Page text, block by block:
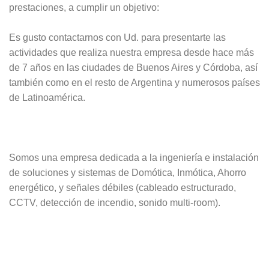
prestaciones, a cumplir un objetivo:
Es gusto contactarnos con Ud. para presentarte las
actividades que realiza nuestra empresa desde hace más
de 7 años en las ciudades de Buenos Aires y Córdoba, así
también como en el resto de Argentina y numerosos países
de Latinoamérica.
Somos una empresa dedicada a la ingeniería e instalación
de soluciones y sistemas de Domótica, Inmótica, Ahorro
energético, y señales débiles (cableado estructurado,
CCTV, detección de incendio, sonido multi-room).